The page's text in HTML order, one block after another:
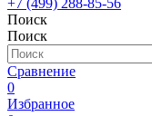
+7 (499) 288-85-56
Поиск
Поиск
Сравнение
0
Избранное